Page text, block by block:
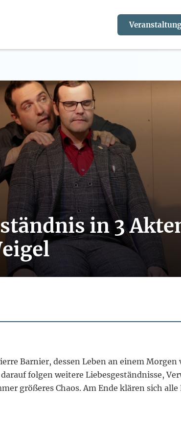
in 3
Barnier, dessen Leben an einem
folgen weitere Liebesgeständnisse,
größeres Chaos. Am Ende klären sich